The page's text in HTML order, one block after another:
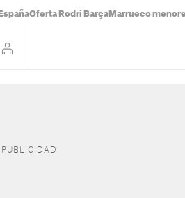
Oferta Rodri Barça Marrueco